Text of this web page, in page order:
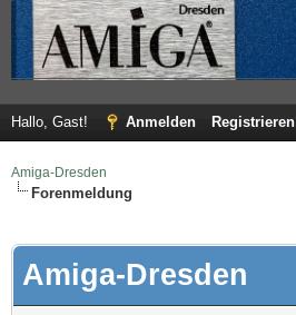
Hallo, Gast! Anmelden Registrieren
Amiga-Dresden
Forenmeldung
Amiga-Dresden